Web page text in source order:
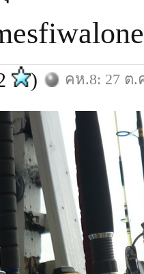
) คห.8: 27 ต.